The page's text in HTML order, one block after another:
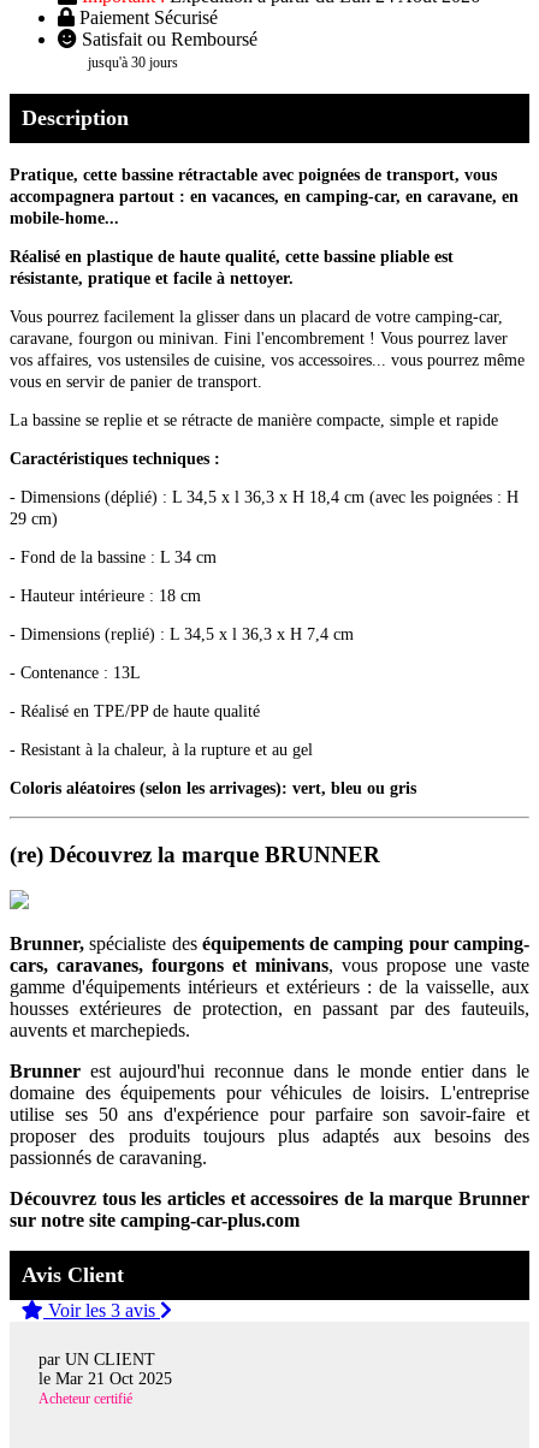
Paiement Sécurisé
Satisfait ou Remboursé
jusqu'à 30 jours
Description
Pratique, cette bassine rétractable avec poignées de transport, vous
accompagnera partout : en vacances, en camping-car, en caravane, en
mobile-home...
Réalisé en plastique de haute qualité, cette bassine pliable est
résistante, pratique et facile à nettoyer.
Vous pourrez facilement la glisser dans un placard de votre camping-car,
caravane, fourgon ou minivan. Fini l'encombrement ! Vous pourrez laver
vos affaires, vos ustensiles de cuisine, vos accessoires... vous pourrez même
vous en servir de panier de transport.
La bassine se replie et se rétracte de manière compacte, simple et rapide
Caractéristiques techniques :
- Dimensions (déplié) : L 34,5 x l 36,3 x H 18,4 cm (avec les poignées : H
29 cm)
- Fond de la bassine : L 34 cm
- Hauteur intérieure : 18 cm
- Dimensions (replié) : L 34,5 x l 36,3 x H 7,4 cm
- Contenance : 13L
- Réalisé en TPE/PP de haute qualité
- Resistant à la chaleur, à la rupture et au gel
Coloris aléatoires (selon les arrivages): vert, bleu ou gris
(re) Découvrez la marque BRUNNER
Brunner, spécialiste des équipements de camping pour camping-
cars, caravanes, fourgons et minivans, vous propose une vaste
gamme d'équipements intérieurs et extérieurs : de la vaisselle, aux
housses extérieures de protection, en passant par des fauteuils,
auvents et marchepieds.
Brunner est aujourd'hui reconnue dans le monde entier dans le
domaine des équipements pour véhicules de loisirs. L'entreprise
utilise ses 50 ans d'expérience pour parfaire son savoir-faire et
proposer des produits toujours plus adaptés aux besoins des
passionnés de caravaning.
Découvrez tous les articles et accessoires de la marque Brunner
sur notre site camping-car-plus.com
Avis Client
Voir les 3 avis
par UN CLIENT
le Mar 21 Oct 2025
Acheteur certifié